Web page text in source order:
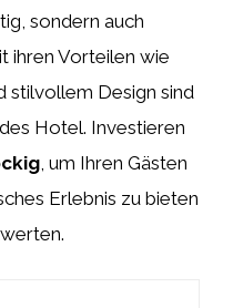
sondern auch
ihren Vorteilen wie
stilvollem Design sind
Hotel. Investieren
, um Ihren Gästen
Erlebnis zu bieten